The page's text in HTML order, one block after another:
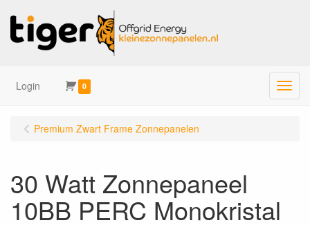
Login 0 Menu
Premium Zwart Frame Zonnepanelen
30 Watt Zonnepaneel
10BB PERC Monokristal